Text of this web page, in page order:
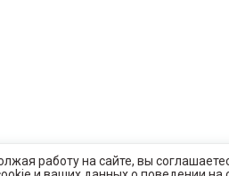
работу на сайте, вы